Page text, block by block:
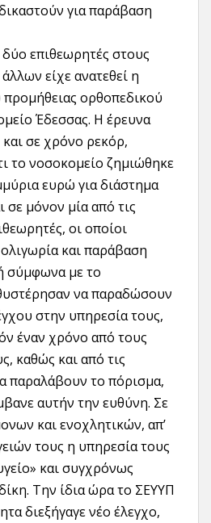
για παράβαση
δύο επιθεωρητές στους
είχε ανατεθεί η
ορθοπεδικού
Έδεσσας. Η έρευνα
σε χρόνο ρεκόρ,
το νοσοκομείο ζημιώθηκε
ευρώ για διάστημα
μόνον μία από τις
οι οποίοι
και παράβαση
σύμφωνα με το
να παραδώσουν
στην υπηρεσία τους,
έναν χρόνο από τους
καθώς και από τις
παραλάβουν το πόρισμα,
αυτήν την ευθύνη. Σε
και ενοχλητικών, απ’
τους η υπηρεσία τους
και συγχρόνως
Την ίδια ώρα το ΣΕΥΥΠ
διεξήγαγε νέο έλεγχο,